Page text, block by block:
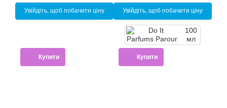
Увійдіть, щоб побачити ціну
Купити
Увійдіть, щоб побачити ціну
100
мл
Купити